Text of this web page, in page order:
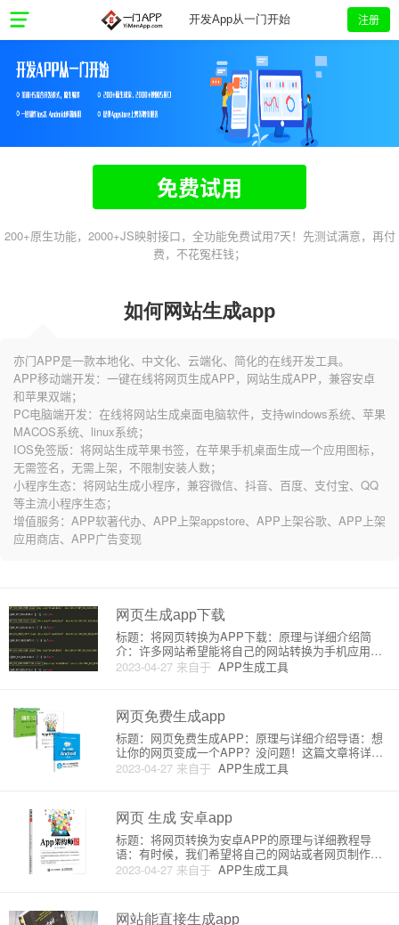
开发App从一门开始 注册
免费试用
200+原生功能，2000+JS映射接口，全功能免费试用7天！先测试满意，再付
费，不花冤枉钱；
如何网站生成app
亦门APP是一款本地化、中文化、云端化、简化的在线开发工具。
APP移动端开发：一键在线将网页生成APP，网站生成APP，兼容安卓
和苹果双端；
PC电脑端开发：在线将网站生成桌面电脑软件，支持windows系统、苹果
MACOS系统、linux系统；
IOS免签版：将网站生成苹果书签，在苹果手机桌面生成一个应用图标，
无需签名，无需上架，不限制安装人数；
小程序生态：将网站生成小程序，兼容微信、抖音、百度、支付宝、QQ
等主流小程序生态；
增值服务：APP软著代办、APP上架appstore、APP上架谷歌、APP上架
应用商店、APP广告变现
网页生成app下载
2023-04-27 来自于 APP生成工具
标题：将网页转换为APP下载：原理与详细介绍简
介：许多网站希望能将自己的网站转换为手机应用程
序，以便为用户提供更便捷的浏览体验。在这篇文章
中，我们将探讨将网页生成APP下载的基本原理和方
应用都是通过HTM
网页免费生成app
2023-04-27 来自于 APP生成工具
标题：网页免费生成APP：原理与详细介绍导语：想
让你的网页变成一个APP？没问题！这篇文章将详细
介绍如何利用免费的在线工具将网页快速生成APP，
以及其背后的原理。一、什么是网页免费生成APP？
务，允许用户将现有
网页 生成 安卓app
2023-04-27 来自于 APP生成工具
标题：将网页转换为安卓APP的原理与详细教程导
语：有时候，我们希望将自己的网站或者网页制作成
一个安卓APP，方便用户进行浏览和使用。那么如何
将网页转换成安卓APP呢？本文将为您详细介绍其中
的主要原理是通过We
网站能直接生成app